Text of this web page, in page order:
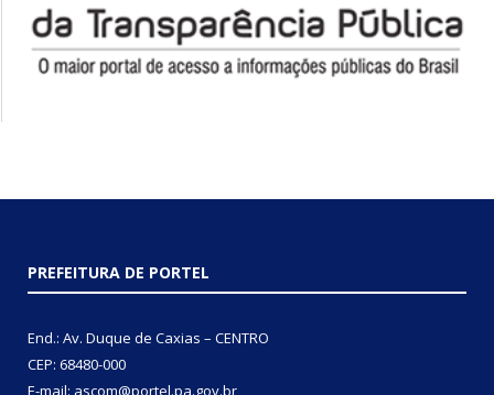
PREFEITURA DE PORTEL
End.: Av. Duque de Caxias – CENTRO
CEP: 68480-000
E-mail: ascom@portel.pa.gov.br